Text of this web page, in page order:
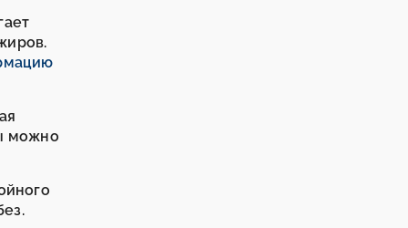
можно